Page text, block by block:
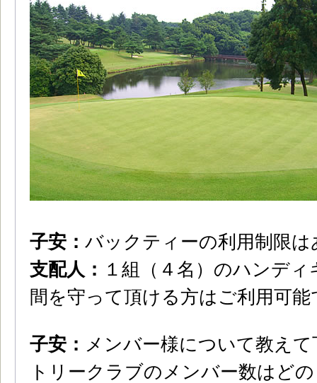
子安： バックティーの利用制限
支配人： １組（４名）のハンデ
間を守って頂ける方はご利用可能
子安： メンバー様について教え
トリークラブのメンバー数はど